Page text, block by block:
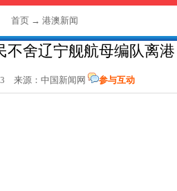
首页 → 港澳新闻
不舍辽宁舰航母编队离港
来源： 中国新闻网 参与互动